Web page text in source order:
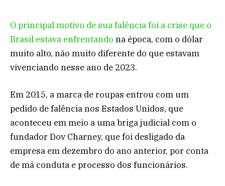
O principal motivo de sua falência foi a crise que o
Brasil estava enfrentando na época, com o dólar
muito alto, não muito diferente do que estavam
vivenciando nesse ano de 2023.
Em 2015, a marca de roupas entrou com um
pedido de falência nos Estados Unidos, que
aconteceu em meio a uma briga judicial com o
fundador Dov Charney, que foi desligado da
empresa em dezembro do ano anterior, por conta
de má conduta e processo dos funcionários.